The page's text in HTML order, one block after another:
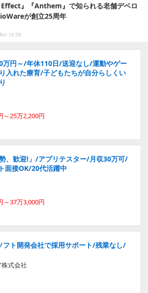
Effect』『Anthem』で知られる老舗デベロ
が創立25周年
10:35
万円～/年休110日/送迎なし/運動やゲー
入れた療育/子どもたちが自分らしくい
～25万2,200円
勢、歓迎!」/アプリテスター/月収30万可/
面接OK/20代活躍中
～37万3,000円
フト開発会社で採用サポート/残業なし/
式会社